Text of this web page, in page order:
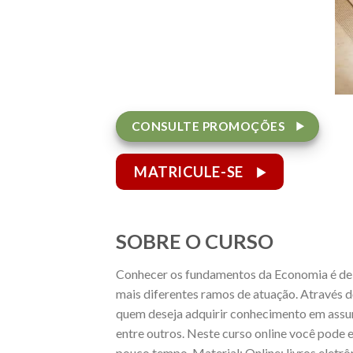
CONSULTE PROMOÇÕES
MATRICULE-SE
SOBRE O CURSO
Conhecer os fundamentos da Economia é
mais diferentes ramos de atuação. Através
quem deseja adquirir conhecimento em
entre outros. Neste curso online você pode